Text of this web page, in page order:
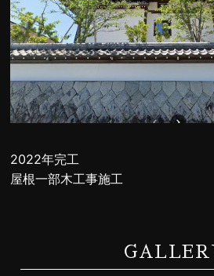
2022年完工
屋根一部木工事施工